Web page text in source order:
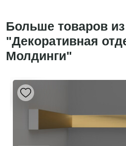
Больше товаров из
"Декоративная
Молдинги"